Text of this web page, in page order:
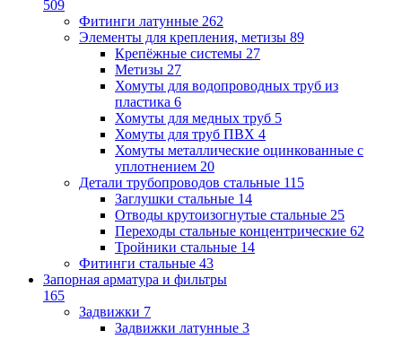
509
Фитинги латунные 262
Элементы для крепления, метизы 89
Крепёжные системы 27
Метизы 27
Хомуты для водопроводных труб из
пластика 6
Хомуты для медных труб 5
Хомуты для труб ПВХ 4
Хомуты металлические оцинкованные с
уплотнением 20
Детали трубопроводов стальные 115
Заглушки стальные 14
Отводы крутоизогнутые стальные 25
Переходы стальные концентрические 62
Тройники стальные 14
Фитинги стальные 43
Запорная арматура и фильтры
165
Задвижки 7
Задвижки латунные 3